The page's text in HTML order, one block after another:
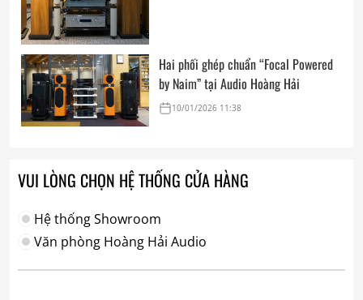
Hai phối ghép chuẩn “Focal Powered
by Naim” tại Audio Hoàng Hải
10/01/2026 11:38
VUI LÒNG CHỌN HỆ THỐNG CỬA HÀNG
Hệ thống Showroom
Văn phòng Hoàng Hải Audio